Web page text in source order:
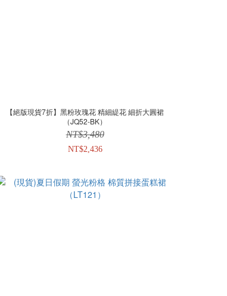
【絕版現貨7折】黑粉玫瑰花 精細緹花 細折大圓裙
（JQ52-BK）
NT$3,480
NT$2,436